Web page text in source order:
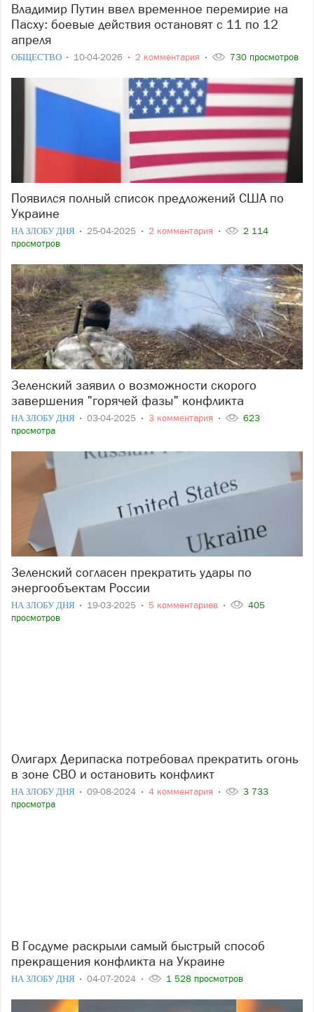
Владимир Путин ввел временное перемирие на
Пасху: боевые действия остановят с 11 по 12
апреля
ОБЩЕСТВО 10-04-2026 2 комментария 730 просмотров
Появился полный список предложений США по
Украине
НА ЗЛОБУ ДНЯ 25-04-2025 2 комментария
2 114
просмотров
Зеленский заявил о возможности скорого
завершения "горячей фазы" конфликта
НА ЗЛОБУ ДНЯ 03-04-2025 3 комментария
623
просмотра
Зеленский согласен прекратить удары по
энергообъектам России
НА ЗЛОБУ ДНЯ 19-03-2025 5 комментариев
405
просмотров
Олигарх Дерипаска потребовал прекратить огонь
в зоне СВО и остановить конфликт
НА ЗЛОБУ ДНЯ 09-08-2024 4 комментария
3 733
просмотра
В Госдуме раскрыли самый быстрый способ
прекращения конфликта на Украине
НА ЗЛОБУ ДНЯ 04-07-2024 1 528 просмотров